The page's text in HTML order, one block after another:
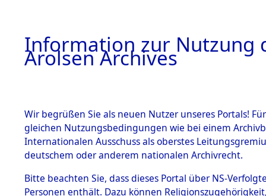
BILD
BESTÄNDE
Kreis Kempen-
Information zur Nutzung
Arolsen Archives
Wir begrüßen Sie als neuen Nutzer unseres Portals!
gleichen Nutzungsbedingungen wie bei einem
Internationalen Ausschuss als oberstes
deutschem oder anderem nationalen Archivrecht.
Bitte beachten Sie, dass dieses Portal über NS-
Personen enthält. Dazu können